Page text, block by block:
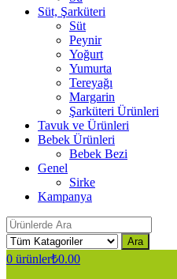
Süt, Şarküteri
Süt
Peynir
Yoğurt
Yumurta
Tereyağı
Margarin
Şarküteri Ürünleri
Tavuk ve Ürünleri
Bebek Ürünleri
Bebek Bezi
Genel
Sirke
Kampanya
Ara
0 ürünler₺0.00